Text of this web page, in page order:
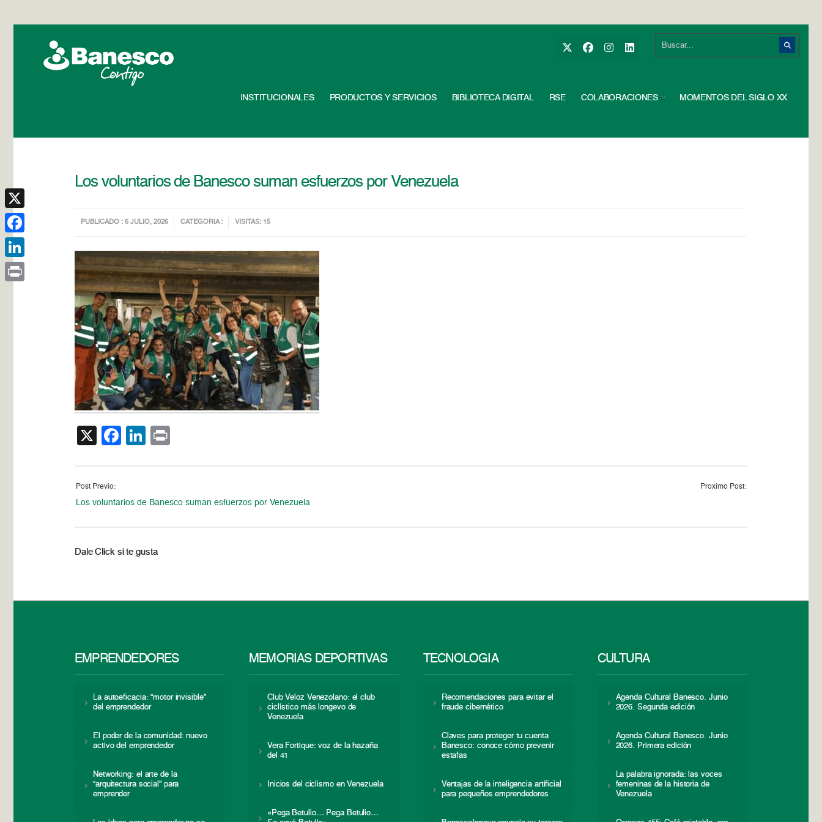
INSTITUCIONALES PRODUCTOS Y SERVICIOS BIBLIOTECA DIGITAL RSE COLABORACIONES MOMENTOS DEL SIGLO XX
Los voluntarios de Banesco suman esfuerzos por Venezuela
PUBLICADO : 6 JULIO, 2026 CATEGORIA : VISITAS: 15
X Facebook
LinkedIn
Post Previo:
Los voluntarios de Banesco suman esfuerzos por Venezuela
Proximo Post:
Dale Click si te gusta
EMPRENDEDORES
La autoeficacia: “motor invisible”
del emprendedor
El poder de la comunidad: nuevo
activo del emprendedor
Networking: el arte de la
“arquitectura social” para
emprender
MEMORIAS DEPORTIVAS
Club Veloz Venezolano: el club
ciclístico más longevo de
Venezuela
Vera Fortique: voz de la hazaña
del 41
Inicios del ciclismo en Venezuela
«Pega Betulio… Pega Betulio…
TECNOLOGÍA
Recomendaciones para evitar el
fraude cibernético
Claves para proteger tu cuenta
Banesco: conoce cómo prevenir
estafas
Ventajas de la inteligencia artificial
para pequeños emprendedores
CULTURA
Agenda Cultural Banesco. Junio
2026. Segunda edición
Agenda Cultural Banesco. Junio
2026. Primera edición
La palabra ignorada: las voces
femeninas de la historia de
Venezuela
X
Facebook
LinkedIn